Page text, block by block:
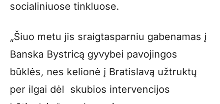
socialiniuose tinkluose.
„Šiuo metu jis sraigtasparniu gabenamas į
Banska Bystricą gyvybei pavojingos
būklės, nes kelionė į Bratislavą užtruktų
per ilgai dėl skubios intervencijos